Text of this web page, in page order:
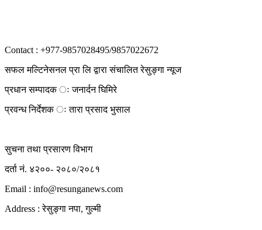
Contact : +977-9857028495/9857022672
सफल मल्टिनेसनल प्रा लि द्वारा संचालित रेसुङ्गा न्यूज
प्रधान सम्पादक ः जनार्दन घिमिरे
प्रवन्ध निर्देशक ः तारा प्रसाद भुसाल
सुचना तथा प्रसारण विभाग
दर्ता नं. ४२००- २०८०/२०८१
Email : info@resunganews.com
Address : रेसुङ्गा नपा, गुल्मी